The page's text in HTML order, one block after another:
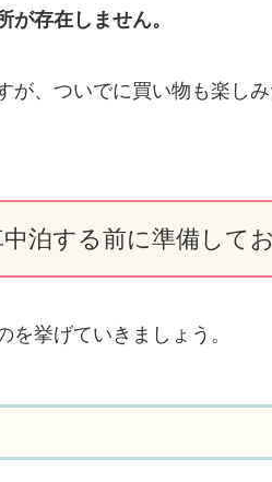
存在しません。
が、ついでに買い物も楽し
泊する前に準備して
挙げていきましょう。